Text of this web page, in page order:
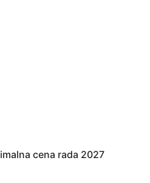
cena rada 2027